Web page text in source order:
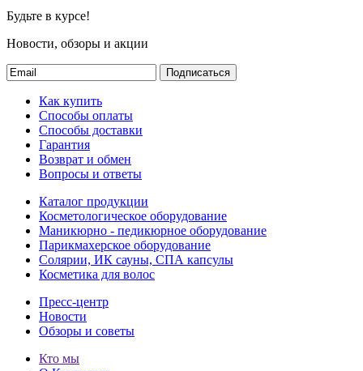
Будьте в курсе!
Новости, обзоры и акции
Подписаться
Как купить
Способы оплаты
Способы доставки
Гарантия
Возврат и обмен
Вопросы и ответы
Каталог продукции
Косметологическое оборудование
Маникюрно - педикюрное оборудование
Парикмахерское оборудование
Солярии, ИК сауны, СПА капсулы
Косметика для волос
Пресс-центр
Новости
Обзоры и советы
Кто мы